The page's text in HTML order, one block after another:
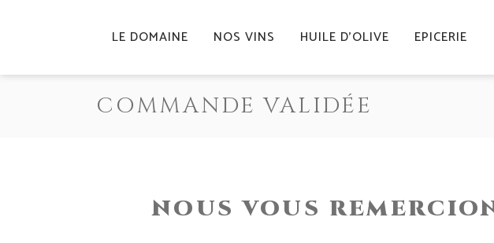
LE DOMAINE NOS VINS HUILE D’OLIVE EPICERIE
COMMANDE VALIDÉE
NOUS VOUS